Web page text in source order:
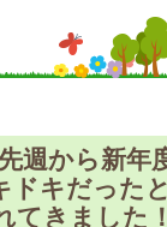
から新年
ドキだった
てきました